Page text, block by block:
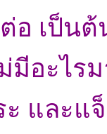
เป็นต้
มีอะไร
และแ